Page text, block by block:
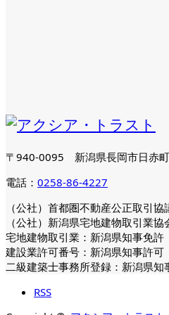
〒940-0095 新潟県長岡市日赤
電話： 0258-86-4227
（公社）首都圏不動産公正取引協
（公社）新潟県宅地建物取引業協
宅地建物取引業：新潟県知事免
建設業許可番号：新潟県知事許
二級建築士事務所登録：新潟県
RSS